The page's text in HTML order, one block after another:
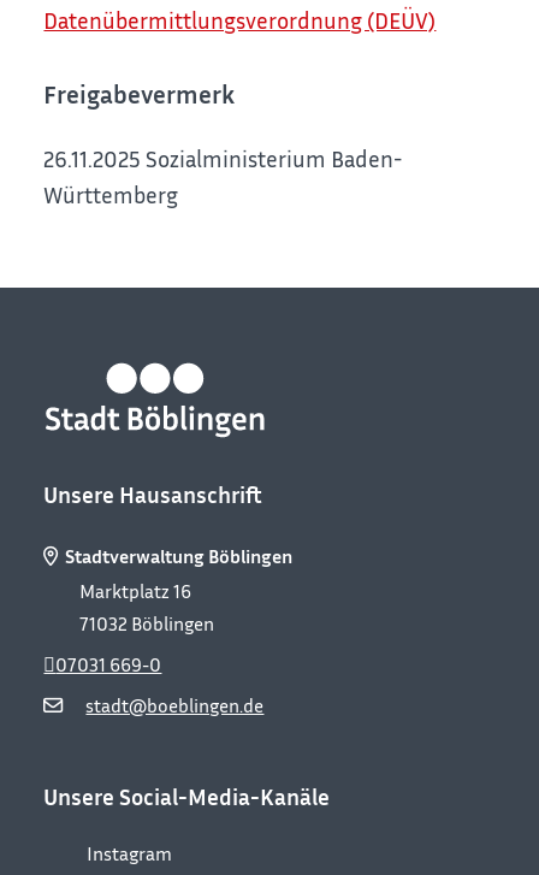
Datenübermittlungsverordnung (DEÜV)
Freigabevermerk
26.11.2025 Sozialministerium Baden-
Württemberg
Unsere Hausanschrift
Stadtverwaltung Böblingen
Marktplatz 16
71032 Böblingen
stadt@boeblingen.de
07031 669-0
Unsere Social-Media-Kanäle
Instagram